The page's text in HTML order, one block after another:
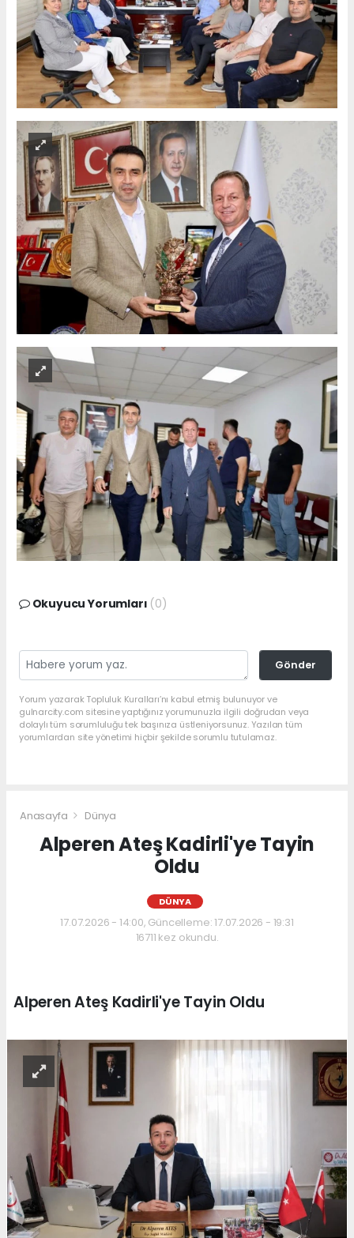
Okuyucu Yorumları (0)
Gönder
Yorum yazarak Topluluk Kuralları’nı kabul etmiş bulunuyor ve
gulnarcity.com sitesine yaptığınız yorumunuzla ilgili doğrudan veya
dolaylı tüm sorumluluğu tek başınıza üstleniyorsunuz. Yazılan tüm
yorumlardan site yönetimi hiçbir şekilde sorumlu tutulamaz.
Anasayfa Dünya
Alperen Ateş Kadirli'ye Tayin
Oldu
DÜNYA
17.07.2026 - 14:00, Güncelleme: 17.07.2026 - 19:31
16711 kez okundu.
Alperen Ateş Kadirli'ye Tayin Oldu